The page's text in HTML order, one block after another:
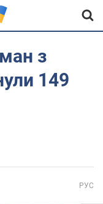
з
149
РУС